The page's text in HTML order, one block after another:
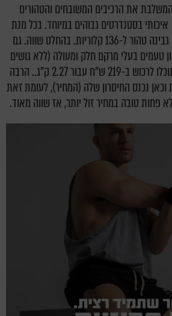
את הרכיבים המשובחים והטהורים
בסטנדרטים גבוהים במיוחד. בכל מנת
הגשה יש 26 גרם חלבון מי גבינה טהור ל-136 קלוריות. בהחלט שווה. גם
טעמים בעלי מרקם חלק ומעולה (ללא גושים
כלל). את האבקה הזאת תוכלו לרכוש ב-219 ש"ח עבור 2.27 ק"ג.. הרבה
נכנס החיסרון שלה (המחיר), לעומת זאת
פחות טובה במחיר זול יותר, אז שווה מאוד.